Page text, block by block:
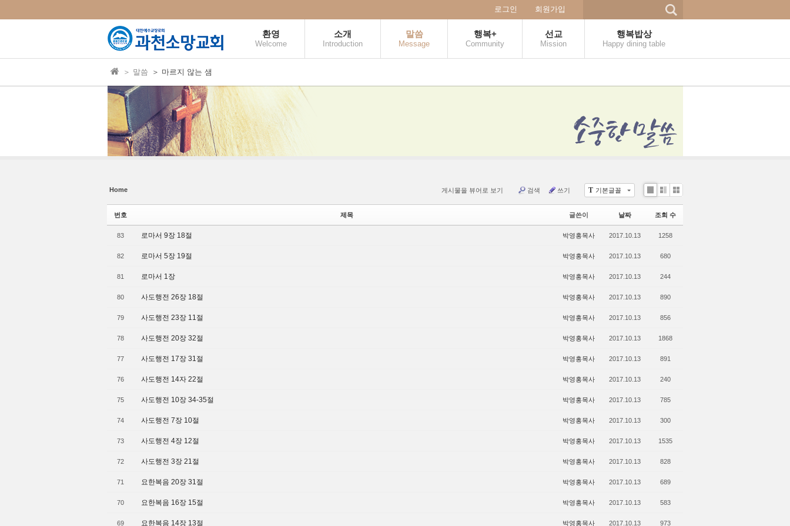
로그인 회원가입
환영
Welcome
소개
Introduction
말씀
Message
행복+
Community
선교
Mission
행복밥상
Happy dining table
＞ 말씀 ＞ 마르지 않는 샘
Home T 기본글꼴
게시물을 뷰어로 보기 검색 쓰기
Li
Zi
e
G
le
번호 제목 글쓴이 날짜 조회 수
83 로마서 9장 18절 박영홍목사 2017.10.13 1258
82 로마서 5장 19절 박영홍목사 2017.10.13 680
81 로마서 1장 박영홍목사 2017.10.13 244
80 사도행전 26장 18절 박영홍목사 2017.10.13 890
79 사도행전 23장 11절 박영홍목사 2017.10.13 856
78 사도행전 20장 32절 박영홍목사 2017.10.13 1868
77 사도행전 17장 31절 박영홍목사 2017.10.13 891
76 사도행전 14자 22절 박영홍목사 2017.10.13 240
75 사도행전 10장 34-35절 박영홍목사 2017.10.13 785
74 사도행전 7장 10절 박영홍목사 2017.10.13 300
73 사도행전 4장 12절 박영홍목사 2017.10.13 1535
72 사도행전 3장 21절 박영홍목사 2017.10.13 828
71 요한복음 20장 31절 박영홍목사 2017.10.13 689
70 요한복음 16장 15절 박영홍목사 2017.10.13 583
69 요한복음 14장 13절 박영홍목사 2017.10.13 973
Sketchbook5, 스케치북5
Sketchbook5, 스케치북5
Sketchbook5, 스케치북5
Sketchbook5, 스케치북5